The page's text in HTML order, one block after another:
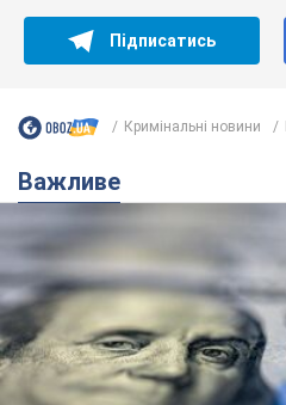
Підписатись
Кримінальні новини
Важливе